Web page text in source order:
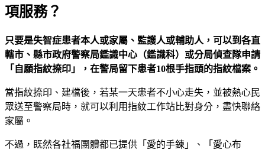
項服務？
只要是失智症患者本人或家屬、監護人或輔助人，可以到各直
轄市、縣市政府警察局鑑識中心（鑑識科）或分局偵查隊申請
「自願指紋捺印」，在警局留下患者10根手指頭的指紋檔案。
當指紋捺印、建檔後，若某一天患者不小心走失，並被熱心民
眾送至警察局時，就可以利用指紋工作站比對身分，盡快聯絡
家屬。
不過，既然各社福團體都已提供「愛的手鍊」、「愛心布